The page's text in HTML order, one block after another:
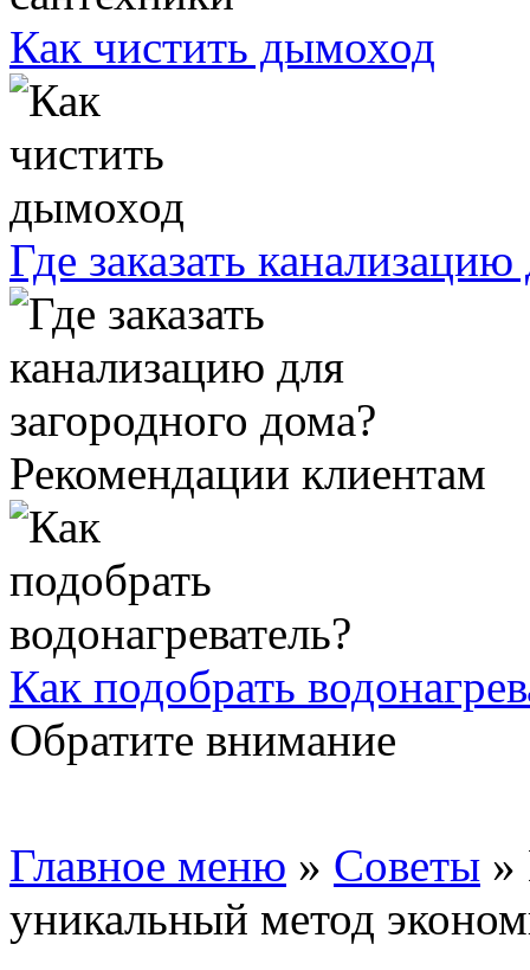
Как чистить дымоход
Где заказать
Рекомендации клиентам
Как подобрать
Обратите внимание
Главное меню » Советы »
уникальный метод